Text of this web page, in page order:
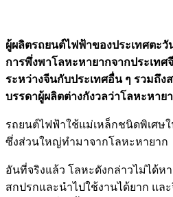
ผู้ผลิตรถยนต์ไฟฟ้าของประเทศตะ
การพึ่งพาโลหะหายากจากประเทศ
ระหว่างจีนกับประเทศอื่น ๆ รวมถึ
บรรดาผู้ผลิตต่างกังวลว่าโลหะหาย
รถยนต์ไฟฟ้าใช้แม่เหล็กชนิดพิเศษ
ซึ่งส่วนใหญ่ทำมาจากโลหะหายาก
อันที่จริงแล้ว โลหะดังกล่าวไม่ได้ห
สกปรกและนำไปใช้งานได้ยาก แล